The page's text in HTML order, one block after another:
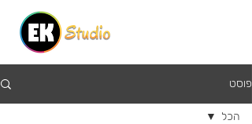
פוסט
הכל